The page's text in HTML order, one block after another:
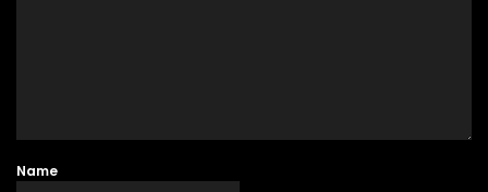
Name